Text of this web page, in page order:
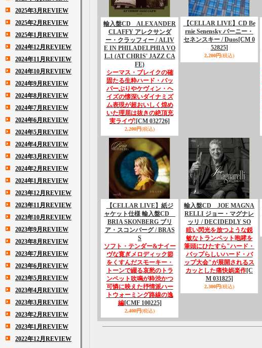
2025年3月REVIEW
2025年2月REVIEW
2025年1月REVIEW
2024年12月REVIEW
2024年11月REVIEW
2024年10月REVIEW
2024年9月REVIEW
2024年8月REVIEW
2024年7月REVIEW
2024年6月REVIEW
2024年5月REVIEW
2024年4月REVIEW
2024年3月REVIEW
2024年2月REVIEW
2024年1月REVIEW
2023年12月REVIEW
2023年11月REVIEW
2023年10月REVIEW
2023年9月REVIEW
2023年8月REVIEW
2023年7月REVIEW
2023年6月REVIEW
2023年5月REVIEW
2023年4月REVIEW
2023年3月REVIEW
2023年2月REVIEW
2023年1月REVIEW
2022年12月REVIEW
輸入盤CD ALEXANDER
CLAFFY アレクサンダ
ー・クラッフィー / ALIV
E IN PHILADELPHIA VO
L.1 (AT CHRIS' JAZZ CA
FE)
シーマス・ブレイクの確
固たる生粋ハード・バッ
パーぶりやケヴィン・ヘ
イズの懐深いダイナミズ
ム表現が超おいしく煌め
いた理屈は抜きの絶頂充
実ライヴ! [CM 032726]
2,200円(税込)
【CELLAR LIVE】CD Be
rnie Senensky バーニー・
セネンスキー / Duos[CM 0
52825]
2,200円(税込)
【CELLAR LIVE】紙ジ
ャケット仕様 輸入盤CD
BRIA SKONBERG ブリ
ア・スコンバーグ / BRAS
S
ソフト・テンダー&ナイー
ヴな寛ぎメロディック節
をくすんだスモーキー・
トーンで綴る哀愁のトラ
ンペット吹鳴が粋渋かつ
可憐に映えた抒情派ハー
トウォーミング路線の逸
編[CMF 100225]
2,400円(税込)
輸入盤CD JOE MAGNA
RELLI ジョー・マグナレ
ッリ / DECIDEDLY SO
眩い閃光を放つような鋭
敏なトランペット咆哮を
筆頭にひたすら"ハード・
バップらしいハード・バ
ップ大会"が展開されるス
カッとした痛快娯楽作[C
M 031825]
2,300円(税込)